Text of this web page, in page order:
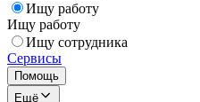
Ищу работу
Ищу работу
Ищу сотрудника
Сервисы
Помощь
Ещё